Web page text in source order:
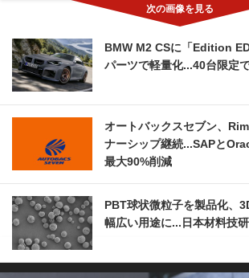
BMW M2 CSに「Edition
パーツで軽量化...40台限定
オートバックスセブン、
ナーシップ継続...SAPと
最大90%削減
PBT球状微粒子を製品化、
幅広い用途に...日本材料技研